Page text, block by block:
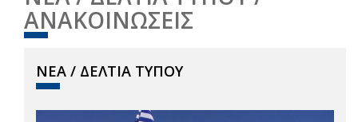
ΑΝΑΚΟΙΝΩΣΕΙΣ
ΝΕΑ / ΔΕΛΤΙΑ ΤΥΠΟΥ